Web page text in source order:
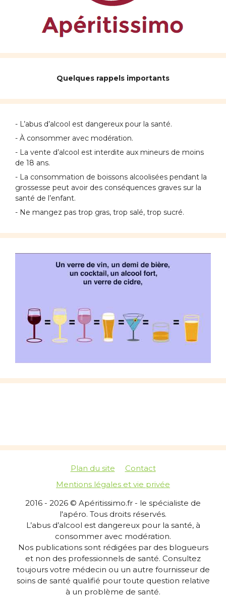
Quelques rappels importants
- L’abus d’alcool est dangereux pour la santé.
- À consommer avec modération.
- La vente d’alcool est interdite aux mineurs de moins
de 18 ans.
- La consommation de boissons alcoolisées pendant la
grossesse peut avoir des conséquences graves sur la
santé de l’enfant.
- Ne mangez pas trop gras, trop salé, trop sucré.
Plan du site
Contact
Mentions légales et vie privée
2016 - 2026 © Apéritissimo.fr - le spécialiste de
l'apéro. Tous droits réservés.
L’abus d’alcool est dangereux pour la santé, à
consommer avec modération.
Nos publications sont rédigées par des blogueurs
et non des professionnels de santé. Consultez
toujours votre médecin ou un autre fournisseur de
soins de santé qualifié pour toute question relative
à un problème de santé.